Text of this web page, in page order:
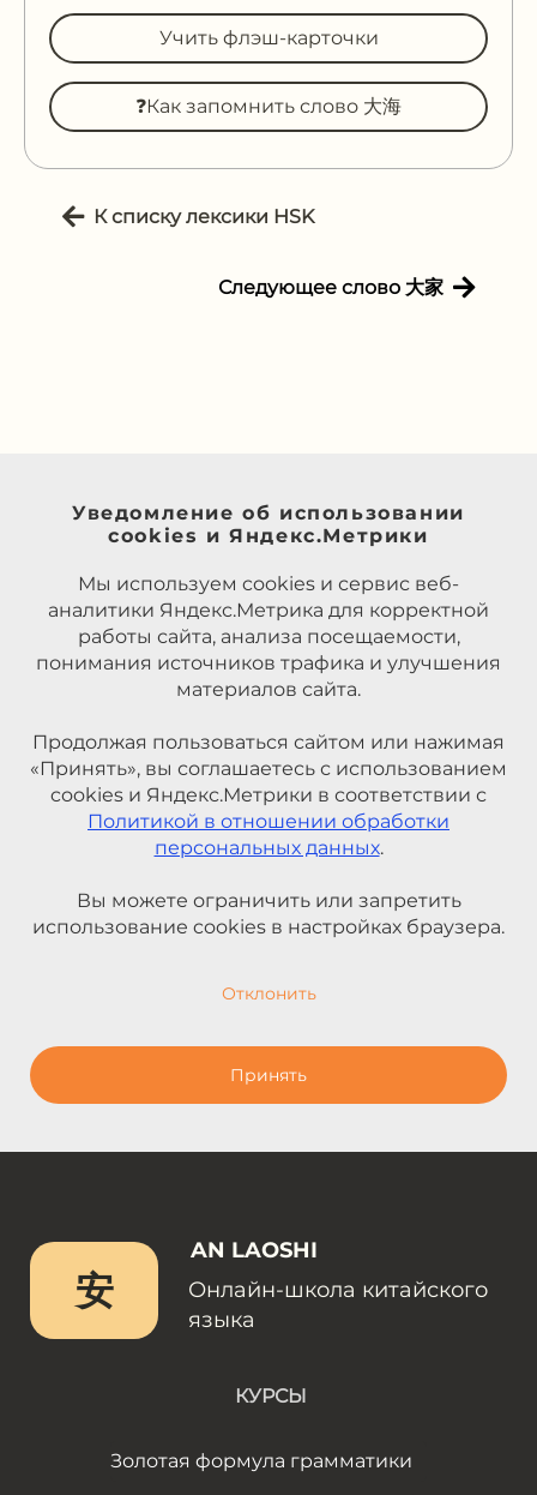
Учить флэш-карточки
❓Как запомнить слово 大海
К списку лексики HSK
Следующее слово 大家
Уведомление об использовании
cookies и Яндекс.Метрики
Мы используем cookies и сервис веб-
аналитики Яндекс.Метрика для корректной
работы сайта, анализа посещаемости,
понимания источников трафика и улучшения
материалов сайта.
Продолжая пользоваться сайтом или нажимая
«Принять», вы соглашаетесь с использованием
cookies и Яндекс.Метрики в соответствии с
Политикой в отношении обработки
персональных данных.
Вы можете ограничить или запретить
использование cookies в настройках браузера.
Отклонить
Принять
安
AN LAOSHI
Онлайн-школа китайского
языка
КУРСЫ
Золотая формула грамматики